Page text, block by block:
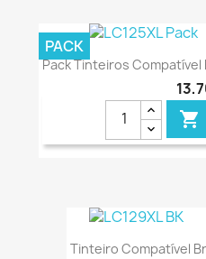
Pack Tinteiros Compatível

PACK
Tinteiro Compatível